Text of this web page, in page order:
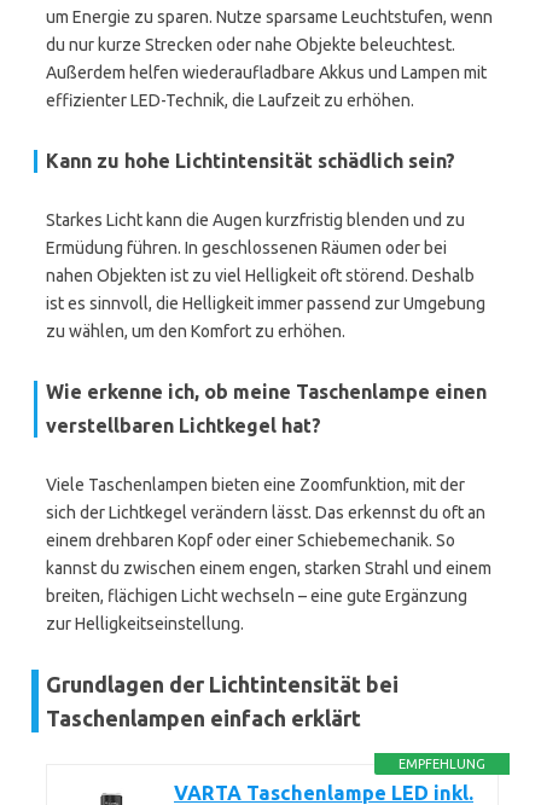
um Energie zu sparen. Nutze sparsame Leuchtstufen, wenn
du nur kurze Strecken oder nahe Objekte beleuchtest.
Außerdem helfen wiederaufladbare Akkus und Lampen mit
effizienter LED-Technik, die Laufzeit zu erhöhen.
Kann zu hohe Lichtintensität schädlich sein?
Starkes Licht kann die Augen kurzfristig blenden und zu
Ermüdung führen. In geschlossenen Räumen oder bei
nahen Objekten ist zu viel Helligkeit oft störend. Deshalb
ist es sinnvoll, die Helligkeit immer passend zur Umgebung
zu wählen, um den Komfort zu erhöhen.
Wie erkenne ich, ob meine Taschenlampe einen
verstellbaren Lichtkegel hat?
Viele Taschenlampen bieten eine Zoomfunktion, mit der
sich der Lichtkegel verändern lässt. Das erkennst du oft an
einem drehbaren Kopf oder einer Schiebemechanik. So
kannst du zwischen einem engen, starken Strahl und einem
breiten, flächigen Licht wechseln – eine gute Ergänzung
zur Helligkeitseinstellung.
Grundlagen der Lichtintensität bei
Taschenlampen einfach erklärt
EMPFEHLUNG
VARTA Taschenlampe LED inkl.